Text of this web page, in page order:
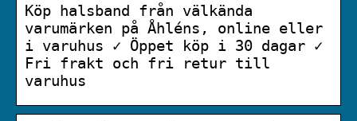
Köp halsband från välkända
varumärken på Åhléns, online eller
i varuhus ✓ Öppet köp i 30 dagar ✓
Fri frakt och fri retur till
varuhus